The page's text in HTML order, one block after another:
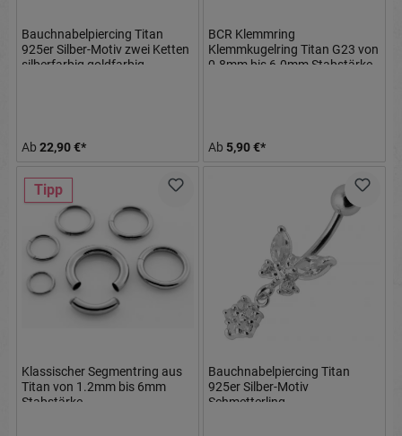
Bauchnabelpiercing Titan
925er Silber-Motiv zwei Ketten
silberfarbig goldfarbig
Ab 22,90 €*
BCR Klemmring
Klemmkugelring Titan G23 von
0.8mm bis 6.0mm Stabstärke
Ab 5,90 €*
Tipp
Klassischer Segmentring aus
Titan von 1.2mm bis 6mm
Stabstärke
Bauchnabelpiercing Titan
925er Silber-Motiv
Schmetterling